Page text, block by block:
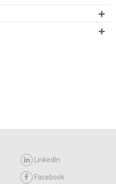
LinkedIn
Facebook